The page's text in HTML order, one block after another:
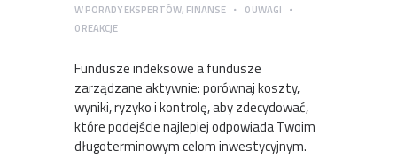
WPORADY EKSPERTÓW, FINANSE 0UWAGI
0REAKCJE
Fundusze indeksowe a fundusze
zarządzane aktywnie: porównaj koszty,
wyniki, ryzyko i kontrolę, aby zdecydować,
które podejście najlepiej odpowiada Twoim
długoterminowym celom inwestycyjnym.